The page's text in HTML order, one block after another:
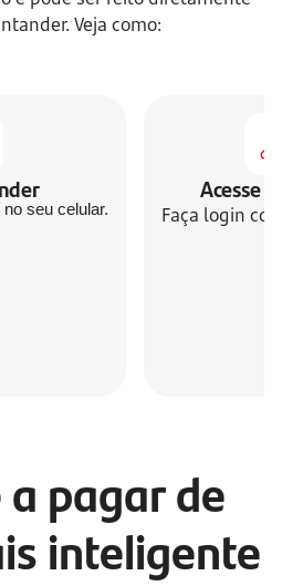
Veja como:
seu celular.
Acesse
Faça login
a pagar de
inteligente